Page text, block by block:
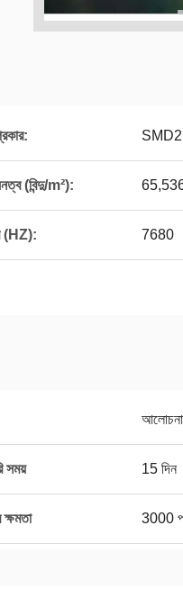
(বিন্দু/m²):
(HZ): 7680
আলোচনা
সময় 15 দিন
ক্ষমতা 3000